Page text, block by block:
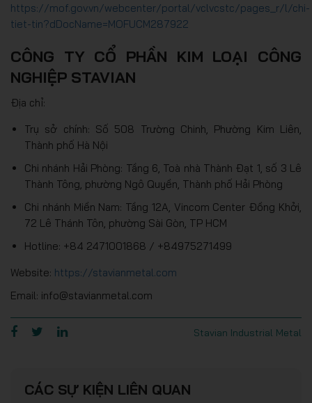
https://mof.gov.vn/webcenter/portal/vclvcstc/pages_r/l/chi-
tiet-tin?dDocName=MOFUCM287922
CÔNG TY CỔ PHẦN KIM LOẠI CÔNG
NGHIỆP STAVIAN
Địa chỉ:
Trụ sở chính: Số 508 Trường Chinh, Phường Kim Liên,
Thành phố Hà Nội
Chi nhánh Hải Phòng: Tầng 6, Toà nhà Thành Đạt 1, số 3 Lê
Thành Tông, phường Ngô Quyền, Thành phố Hải Phòng
Chi nhánh Miền Nam: Tầng 12A, Vincom Center Đồng Khởi,
72 Lê Thánh Tôn, phường Sài Gòn, TP HCM
Hotline: +84 2471001868 / +84975271499
Website: https://stavianmetal.com
Email: info@stavianmetal.com
Stavian Industrial Metal
CÁC SỰ KIỆN LIÊN QUAN